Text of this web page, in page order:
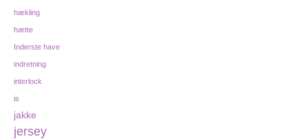
hækling
hætte
Inderste have
indretning
interlock
is
jakke
jersey